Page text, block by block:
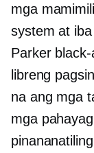
mga
system at
Parker
libreng
na ang mga
mga